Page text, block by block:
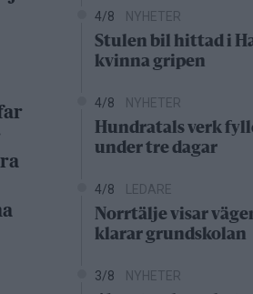
4/8 NYHETER
Stulen bil hittad i
kvinna gripen
4/8 NYHETER
Hundratals verk
under tre dagar
4/8 LEDARE
Norrtälje visar
klarar grundskolan
3/8 NYHETER